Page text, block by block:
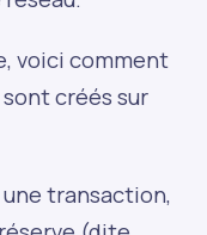
voici comment
créés sur
transaction,